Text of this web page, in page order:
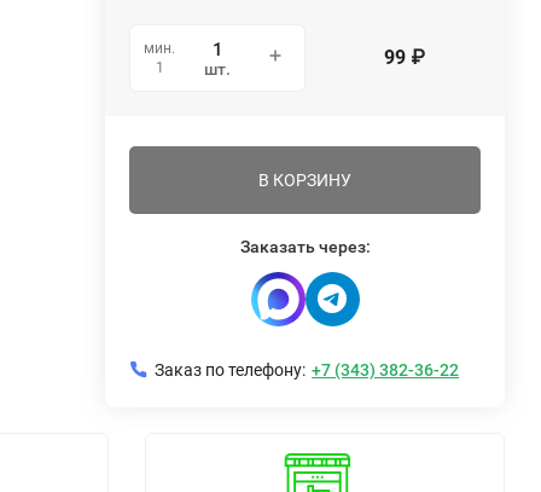
мин.
1
шт. 99 ₽
В КОРЗИНУ
Заказать через:
Заказ по телефону: +7 (343) 382-36-22